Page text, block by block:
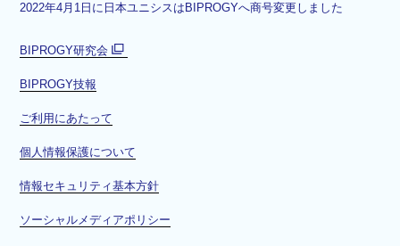
2022年4月1日に日本ユニシスはBIPROGYへ商号変更しました
BIPROGY研究会
ド
で
く
BIPROGY技報
ご利用にあたって
個人情報保護について
情報セキュリティ基本方針
ソーシャルメディアポリシー